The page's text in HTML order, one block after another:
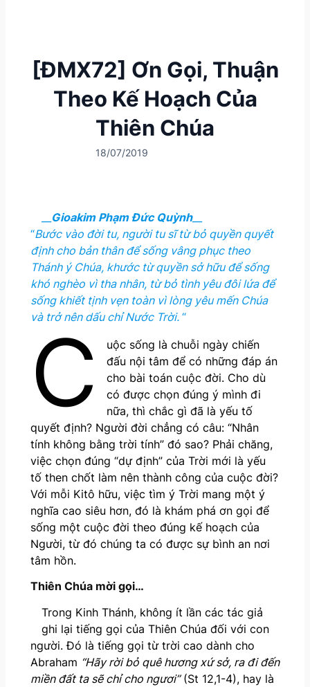
[ĐMX72] Ơn Gọi, Thuận
Theo Kế Hoạch Của
Thiên Chúa
18/07/2019
Gioakim Phạm Đức Quỳnh__
“Bước vào đời tu, người tu sĩ từ bỏ quyền quyết
định cho bản thân để sống vâng phục theo
Thánh ý Chúa, khước từ quyền sở hữu để sống
khó nghèo vì tha nhân, từ bỏ tình yêu đôi lứa để
sống khiết tịnh vẹn toàn vì lòng yêu mến Chúa
và trở nên dấu chỉ Nước Trời. “
C
uộc sống là chuỗi ngày chiến
đấu nội tâm để có những đáp án
cho bài toán cuộc đời. Cho dù
có được chọn đúng ý mình đi
nữa, thì chắc gì đã là yếu tố
quyết định? Người đời chẳng có câu: “Nhân
tính không bằng trời tính” đó sao? Phải chăng,
việc chọn đúng “dự định” của Trời mới là yếu
tố then chốt làm nên thành công của cuộc đời?
Với mỗi Kitô hữu, việc tìm ý Trời mang một ý
nghĩa cao siêu hơn, đó là khám phá ơn gọi để
sống một cuộc đời theo đúng kế hoạch của
Người, từ đó chúng ta có được sự bình an nơi
tâm hồn.
Thiên Chúa mời gọi…
Trong Kinh Thánh, không ít lần các tác giả
ghi lại tiếng gọi của Thiên Chúa đối với con
người. Đó là tiếng gọi từ trời cao dành cho
Abraham “Hãy rời bỏ quê hương xứ sở, ra đi đến
miền đất ta sẽ chỉ cho ngươi”(St 12,1-4), hay là